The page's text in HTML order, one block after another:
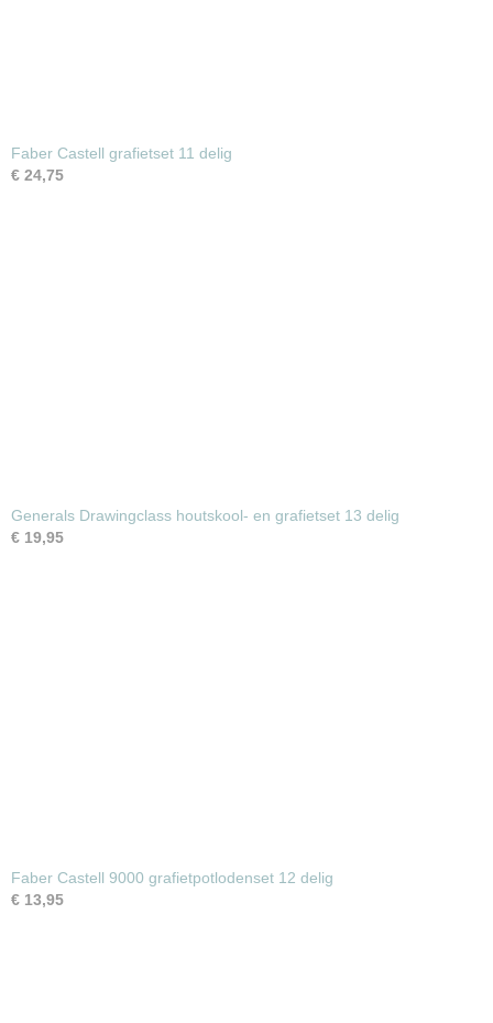
Faber Castell grafietset 11 delig
€ 24,75
Generals Drawingclass houtskool- en grafietset 13 delig
€ 19,95
Faber Castell 9000 grafietpotlodenset 12 delig
€ 13,95